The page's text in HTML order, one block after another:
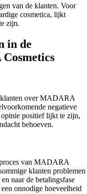
van de klanten. Voor
cosmetica, lijkt
zijn.
in de
klanten over MADARA
negatieve
positief lijkt te zijn,
behoeven.
van MADARA
klanten problemen
naar de betalingsfase
onnodige hoeveelheid